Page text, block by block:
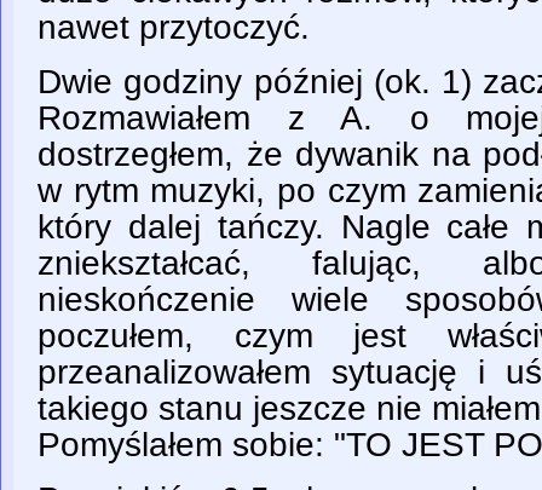
nawet przytoczyć.
Dwie godziny później (ok. 1)
Rozmawiałem z A. o
dostrzegłem, że dywanik na
w rytm muzyki, po czym
który dalej tańczy. Nagle całe
zniekształcać, falując,
nieskończenie wiele
poczułem, czym jest
przeanalizowałem sytuację i
takiego stanu jeszcze nie
Pomyślałem sobie: "TO JEST